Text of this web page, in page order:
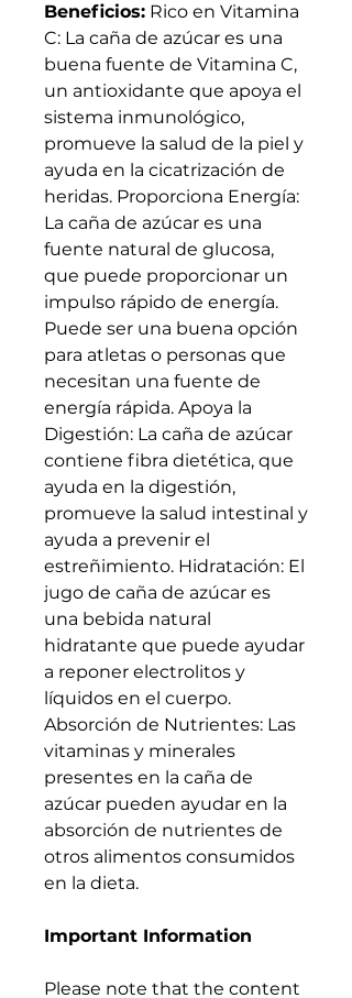
Beneficios: Rico en Vitamina
C: La caña de azúcar es una
buena fuente de Vitamina C,
un antioxidante que apoya el
sistema inmunológico,
promueve la salud de la piel y
ayuda en la cicatrización de
heridas. Proporciona Energía:
La caña de azúcar es una
fuente natural de glucosa,
que puede proporcionar un
impulso rápido de energía.
Puede ser una buena opción
para atletas o personas que
necesitan una fuente de
energía rápida. Apoya la
Digestión: La caña de azúcar
contiene fibra dietética, que
ayuda en la digestión,
promueve la salud intestinal y
ayuda a prevenir el
estreñimiento. Hidratación: El
jugo de caña de azúcar es
una bebida natural
hidratante que puede ayudar
a reponer electrolitos y
líquidos en el cuerpo.
Absorción de Nutrientes: Las
vitaminas y minerales
presentes en la caña de
azúcar pueden ayudar en la
absorción de nutrientes de
otros alimentos consumidos
en la dieta.
Important Information
Please note that the content